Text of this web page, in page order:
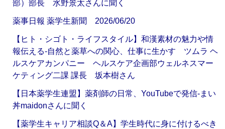
部）部長 水野景太さんに聞く
薬事日報 薬学生新聞 2026/06/20
【ヒト・シゴト・ライフスタイル】和漢素材の魅力や情
報伝える‐自然と薬草への関心、仕事に生かす ツムラ ヘ
ルスケアカンパニー ヘルスケア企画部ウェルネスマー
ケティング二課 課長 坂本樹さん
【日本薬学生連盟】薬剤師の日常、YouTubeで発信‐まい
丼maidonさんに聞く
【薬学生キャリア相談Q＆A】学生時代に身に付けるべき